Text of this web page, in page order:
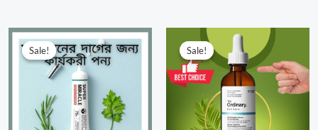
Sale!
Sale!
Original
price
was:
1,700.00৳ .
Current
price
is:
1,299.00৳ .
Sale!
Sale!
Price
range:
950.00৳
through
2,150.00৳